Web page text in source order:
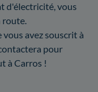
d'électricité, vous
route.
avez souscrit à
pour
à Carros !